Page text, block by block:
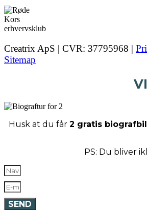
Creatrix ApS | CVR: 37795968 |
Sitemap
Husk at du får 2 gratis
PS: Du bliver
SEND